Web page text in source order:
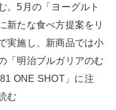
。5月の「ヨーグルト
新たな食べ方提案をリ
実施し、新商品では小
「明治ブルガリアのむ
ONE SHOT」に注
む